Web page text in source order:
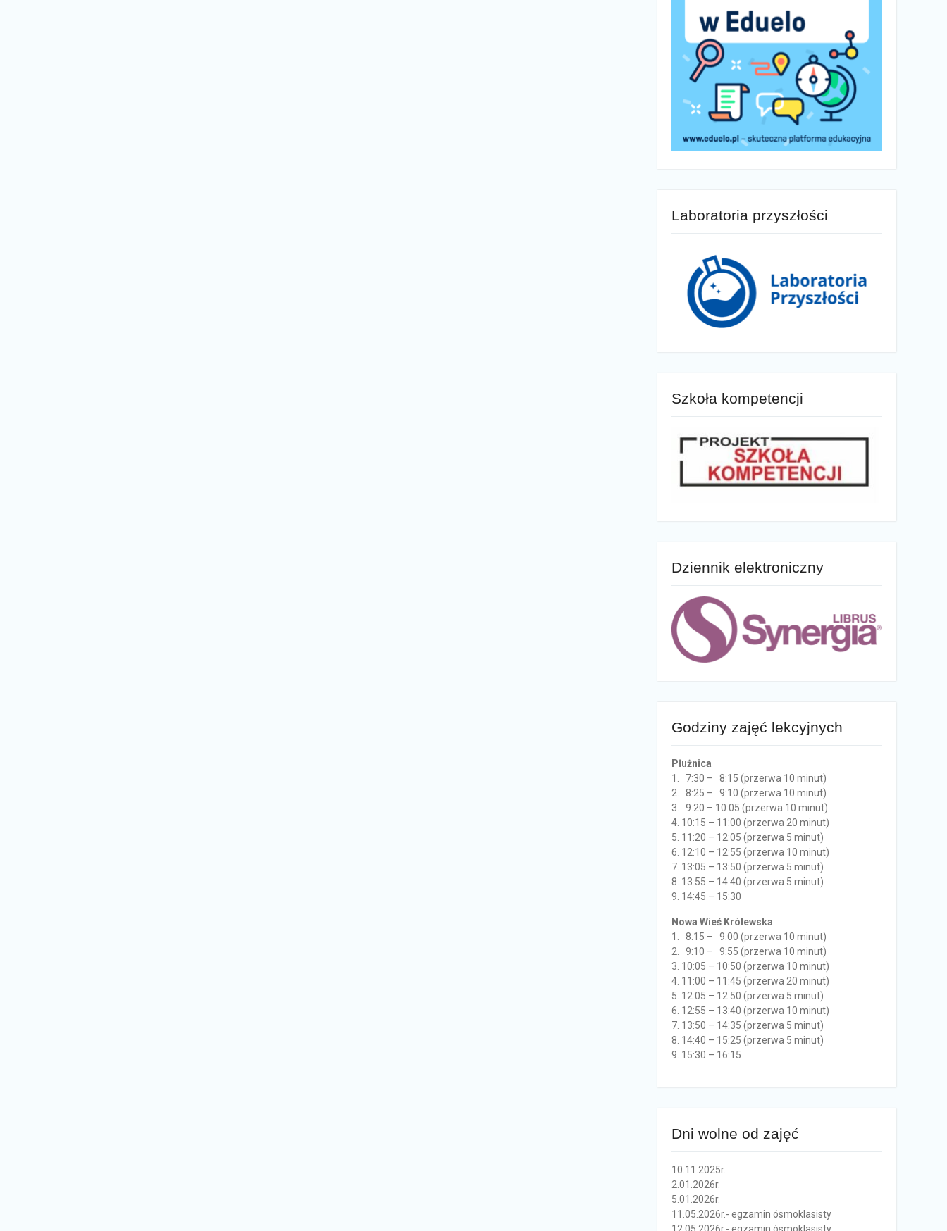
Laboratoria przyszłości
Szkoła kompetencji
Dziennik elektroniczny
Godziny zajęć lekcyjnych
Płużnica
1. 7:30 – 8:15 (przerwa 10 minut)
2. 8:25 – 9:10 (przerwa 10 minut)
3. 9:20 – 10:05 (przerwa 10 minut)
4. 10:15 – 11:00 (przerwa 20 minut)
5. 11:20 – 12:05 (przerwa 5 minut)
6. 12:10 – 12:55 (przerwa 10 minut)
7. 13:05 – 13:50 (przerwa 5 minut)
8. 13:55 – 14:40 (przerwa 5 minut)
9. 14:45 – 15:30
Nowa Wieś Królewska
1. 8:15 – 9:00 (przerwa 10 minut)
2. 9:10 – 9:55 (przerwa 10 minut)
3. 10:05 – 10:50 (przerwa 10 minut)
4. 11:00 – 11:45 (przerwa 20 minut)
5. 12:05 – 12:50 (przerwa 5 minut)
6. 12:55 – 13:40 (przerwa 10 minut)
7. 13:50 – 14:35 (przerwa 5 minut)
8. 14:40 – 15:25 (przerwa 5 minut)
9. 15:30 – 16:15
Dni wolne od zajęć
10.11.2025r.
2.01.2026r.
5.01.2026r.
11.05.2026r.- egzamin ósmoklasisty